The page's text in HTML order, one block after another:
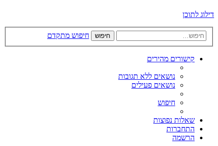
דילוג לתוכן
חיפוש חיפוש מתקדם
קישורים מהירים
נושאים ללא תגובות
נושאים פעילים
חיפוש
שאלות נפוצות
התחברות
הרשמה